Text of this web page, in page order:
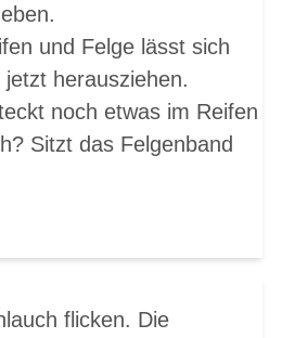
.
und Felge lässt sich
herausziehen.
noch etwas im Reifen
Sitzt das Felgenband
flicken. Die